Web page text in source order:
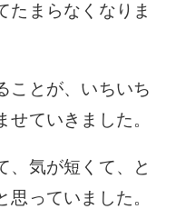
たまらなくなりま
ことが、いちいち
ていきました。
、気が短くて、と
思っていました。